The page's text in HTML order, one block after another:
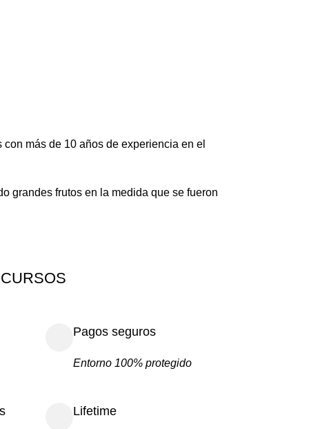
más de 10 años de experiencia en el
grandes frutos en la medida que se fueron
Pagos seguros
Entorno 100% protegido
Lifetime